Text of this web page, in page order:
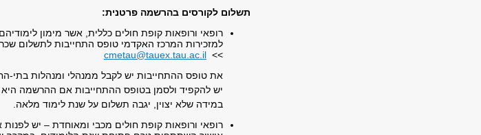
תשלום לקורסים בהרשמה פרטנית:
רופאי ורופאות קופת חולים כללית, אשר מימון
למזכירות המרכז האקדמי טופס התחייבות לתשלום
>>
cmetau@tauex.tau.ac.il
את טופס ההתחייבות יש לקבל ממנהלי ומנהלות בתי-
יש להקפיד ולסמן בטופס ההתחייבות אם ההרשמה היא
​ במידה שלא יצוין, יגבה תשלום על שנת לימוד מלאה.
רופאי ורופאות קופת חולים מכבי ומאוחדת – יש